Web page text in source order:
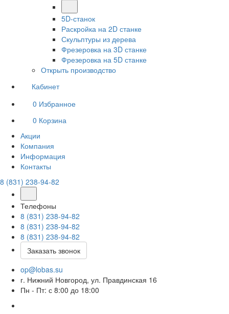
5D-станок
Раскройка на 2D станке
Скульптуры из дерева
Фрезеровка на 3D станке
Фрезеровка на 5D станке
Открыть производство
Кабинет
0 Избранное
0 Корзина
Акции
Компания
Информация
Контакты
8 (831) 238-94-82
Телефоны
8 (831) 238-94-82
8 (831) 238-94-82
8 (831) 238-94-82
Заказать звонок
op@lobas.su
г. Нижний Новгород, ул. Правдинская 16
Пн - Пт: с 8:00 до 18:00